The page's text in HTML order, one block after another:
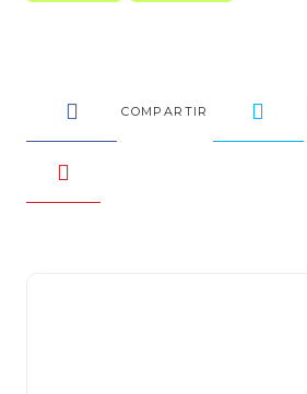
COMPARTIR